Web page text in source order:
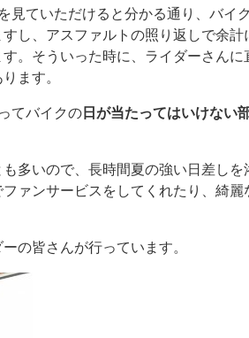
見ていただけると分かる通り、バイク
し、アスファルトの照り返しで余計
。そういった時に、ライダーさんに
ます。
てバイクの 日が当たってはいけない
多いので、長時間夏の強い日差しを
ァンサービスをしてくれたり、綺麗
の皆さんが行っています。